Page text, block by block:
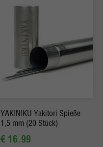
YAKINIKU Yakitori Spieße
1,5 mm (20 Stück)
€ 16.99